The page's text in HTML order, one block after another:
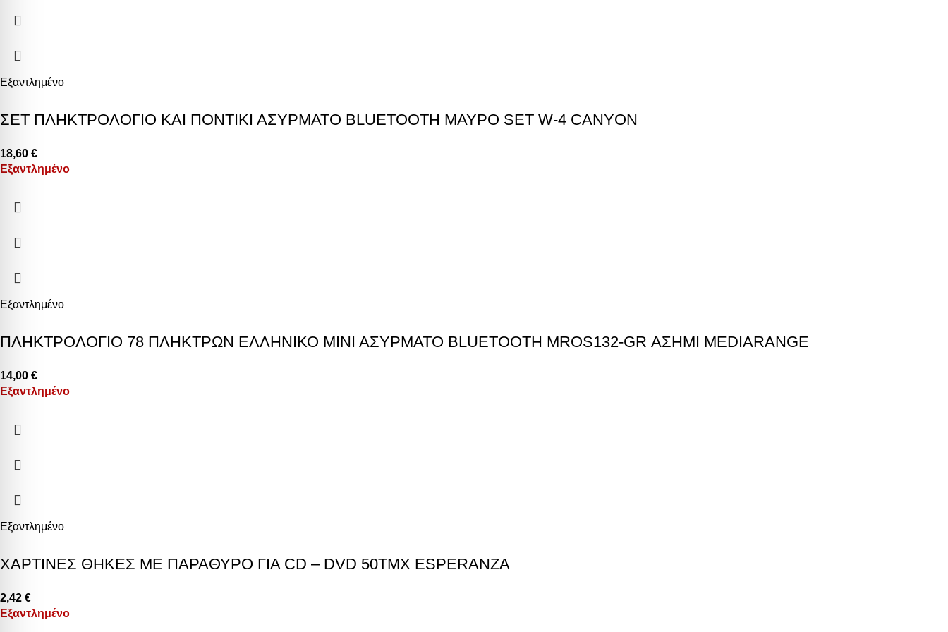
Εξαντλημένο
ΣΕΤ ΠΛΗΚΤΡΟΛΟΓΙΟ ΚΑΙ ΠΟΝΤΙΚΙ ΑΣΥΡΜΑΤΟ BLUETOOTH ΜΑΥΡΟ SET W-4 CANYON
18,60 €
Εξαντλημένο
Εξαντλημένο
ΠΛΗΚΤΡΟΛΟΓΙΟ 78 ΠΛΗΚΤΡΩΝ ΕΛΛΗΝΙΚΟ ΜΙΝΙ ΑΣΥΡΜΑΤΟ BLUETOOTH MROS132-GR ΑΣΗΜΙ MEDIARANGE
14,00 €
Εξαντλημένο
Εξαντλημένο
ΧΑΡΤΙΝΕΣ ΘΗΚΕΣ ΜΕ ΠΑΡΑΘΥΡΟ ΓΙΑ CD – DVD 50ΤΜΧ ESPERANZA
2,42 €
Εξαντλημένο